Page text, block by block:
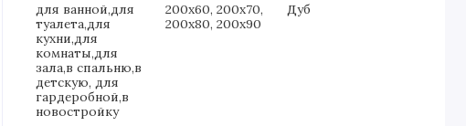
для ванной,для
туалета,для
кухни,для
комнаты,для
зала,в спальню,в
детскую, для
гардеробной,в
новостройку
200х60, 200х70,
200х80, 200х90
Дуб